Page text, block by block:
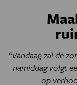
“Vandaag zal de
namiddag volgt
op